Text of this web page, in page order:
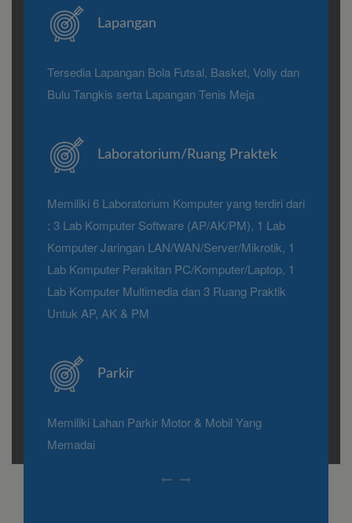
Lapangan
Tersedia Lapangan Bola Futsal, Basket, Volly dan
Bulu Tangkis serta Lapangan Tenis Meja
Laboratorium/Ruang Praktek
Memiliki 6 Laboratorium Komputer yang terdiri dari
: 3 Lab Komputer Software (AP/AK/PM), 1 Lab
Komputer Jaringan LAN/WAN/Server/Mikrotik, 1
Lab Komputer Perakitan PC/Komputer/Laptop, 1
Lab Komputer Multimedia dan 3 Ruang Praktik
Untuk AP, AK & PM
Parkir
Memiliki Lahan Parkir Motor & Mobil Yang
Memadai